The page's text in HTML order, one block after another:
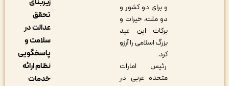
و برای دو کشور و
دو ملت، خیرات و
برکات این عید
بزرگ اسلامی را آرزو
رئیس امارات
متحده عربی در
عدالت در
سلامت و
پاسخگویی
نظام ارائه